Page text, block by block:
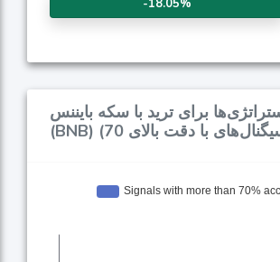
-18.05%
برای ترید با سکه بایننس